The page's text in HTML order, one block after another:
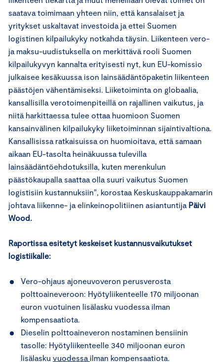
saatava toimimaan yhteen niin, että kansalaiset ja
yritykset uskaltavat investoida ja ettei Suomen
logistinen kilpailukyky notkahda täysin. Liikenteen vero-
ja maksu-uudistuksella on merkittävä rooli Suomen
kilpailukyvyn kannalta erityisesti nyt, kun EU-komissio
julkaisee kesäkuussa ison lainsäädäntöpaketin liikenteen
päästöjen vähentämiseksi. Liiketoiminta on globaalia,
kansallisilla verotoimenpiteillä on rajallinen vaikutus, ja
niitä harkittaessa tulee ottaa huomioon Suomen
kansainvälinen kilpailukyky liiketoiminnan sijaintivaltiona.
Kansallisissa ratkaisuissa on huomioitava, että samaan
aikaan EU-tasolta heinäkuussa tulevilla
lainsäädäntöehdotuksilla, kuten merenkulun
päästökaupalla saattaa olla suuri vaikutus Suomen
logistisiin kustannuksiin”, korostaa Keskuskauppakamarin
johtava liikenne- ja elinkeinopolitiinen asiantuntija Päivi
Wood.
Raportissa esitetyt keskeiset kustannusvaikutukset
logistiikalle:
Vero-ohjaus ajoneuvoveron perusverosta
polttoaineveroon: Hyötyliikenteelle 170 miljoonan
euron vuotuinen lisälasku vuodessa ilman
kompensaatiota.
Dieselin polttoaineveron nostaminen bensiinin
tasolle: Hyötyliikenteelle 340 miljoonan euron
lisälasku vuodessa ilman kompensaatiota.